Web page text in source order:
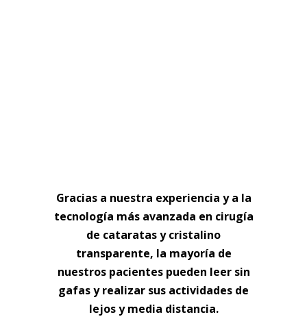
Gracias a nuestra experiencia y a la
tecnología más avanzada en cirugía
de cataratas y cristalino
transparente, la mayoría de
nuestros pacientes pueden leer sin
gafas y realizar sus actividades de
lejos y media distancia.